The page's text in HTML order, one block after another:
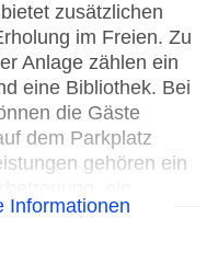
zusätzlichen
im Freien. Zu
Anlage zählen ein
eine Bibliothek. Bei
die Gäste
dem Parkplatz
gehören ein
ein
Informationen